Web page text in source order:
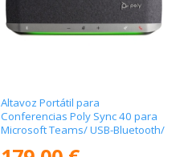
Altavoz Portátil para
Conferencias Poly Sync 40 para
Microsoft Teams/ USB-Bluetooth/